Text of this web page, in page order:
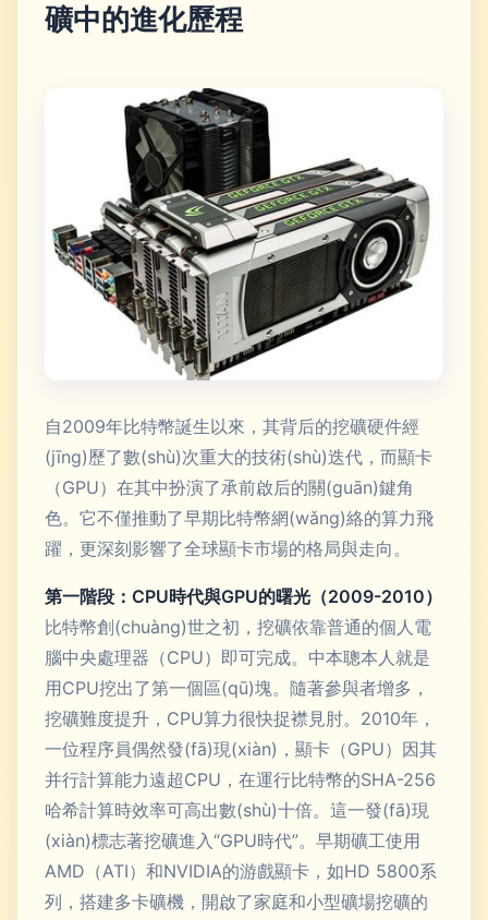
礦中的進化歷程
自2009年比特幣誕生以來，其背后的挖礦硬件經
(jīng)歷了數(shù)次重大的技術(shù)迭代，而顯卡
（GPU）在其中扮演了承前啟后的關(guān)鍵角
色。它不僅推動了早期比特幣網(wǎng)絡的算力飛
躍，更深刻影響了全球顯卡市場的格局與走向。
第一階段：CPU時代與GPU的曙光（2009-2010）
比特幣創(chuàng)世之初，挖礦依靠普通的個人電
腦中央處理器（CPU）即可完成。中本聰本人就是
用CPU挖出了第一個區(qū)塊。隨著參與者增多，
挖礦難度提升，CPU算力很快捉襟見肘。2010年，
一位程序員偶然發(fā)現(xiàn)，顯卡（GPU）因其
并行計算能力遠超CPU，在運行比特幣的SHA-256
哈希計算時效率可高出數(shù)十倍。這一發(fā)現
(xiàn)標志著挖礦進入“GPU時代”。早期礦工使用
AMD（ATI）和NVIDIA的游戲顯卡，如HD 5800系
列，搭建多卡礦機，開啟了家庭和小型礦場挖礦的